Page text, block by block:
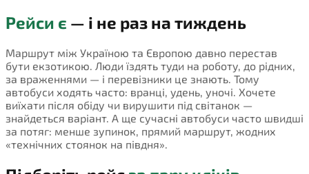
Рейси є — і не раз на тиждень
Маршрут між Україною та Європою давно перестав
бути екзотикою. Люди їздять туди на роботу, до рідних,
за враженнями — і перевізники це знають. Тому
автобуси ходять часто: вранці, удень, уночі. Хочете
виїхати після обіду чи вирушити під світанок —
знайдеться варіант. А ще сучасні автобуси часто швидші
за потяг: менше зупинок, прямий маршрут, жодних
«технічних стоянок на півдня».